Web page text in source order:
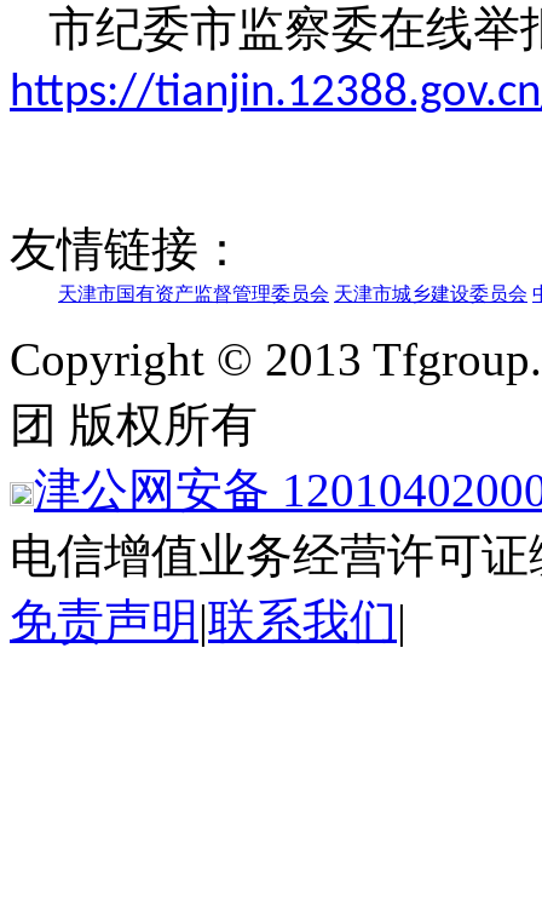
市纪委市监察委在线举
https://
友情链接：
天津市国有资产监督管理委员会 天津市城乡建设委员会
Copyright © 2013
团 版权所有
津公网安备
电信增值业务经营许可证
免责声明 |联系我们|